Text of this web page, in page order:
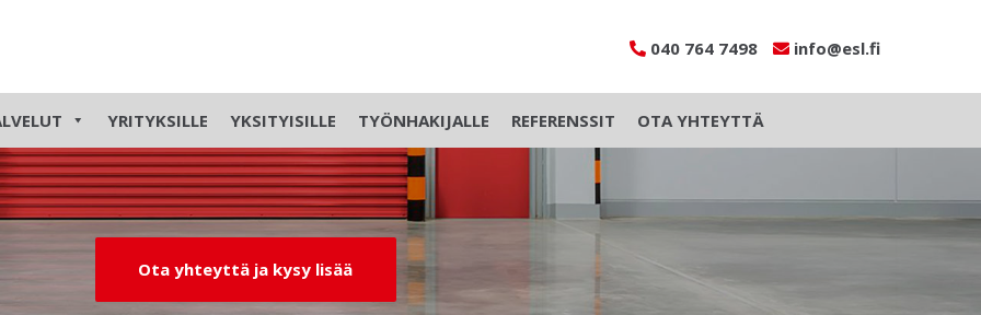
040 764 7498 info@esl.fi
YRITYKSILLE YKSITYISILLE TYÖNHAKIJALLE REFERENSSIT OTA YHTEYTTÄ
Ota yhteyttä ja kysy lisää